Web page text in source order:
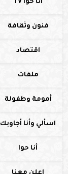
أنا حوا TV
فنون وثقافة
اقتصاد
ملفات
أمومة وطفولة
اسألي وأنا أجاوبك
أنا حوا